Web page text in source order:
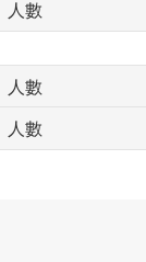
人數
人數
人數